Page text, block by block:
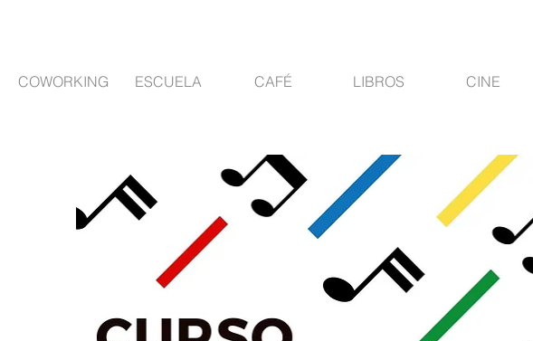
COWORKING ESCUELA CAFÉ LIBROS CINE